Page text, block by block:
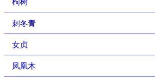
刺冬青
女贞
凤凰木